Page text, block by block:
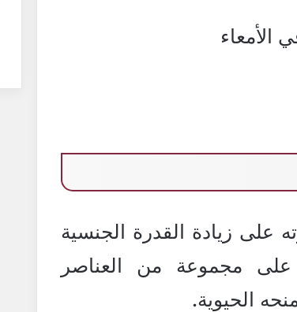
الأمعاء
على زيادة القدرة الجنسية
على مجموعة من العناصر
الحيوية.